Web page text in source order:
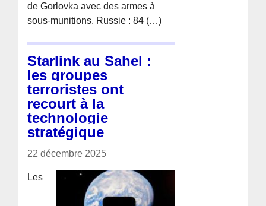
de Gorlovka avec des armes à
sous-munitions. Russie : 84 (…)
Starlink au Sahel :
les groupes
terroristes ont
recourt à la
technologie
stratégique
22 décembre 2025
Les